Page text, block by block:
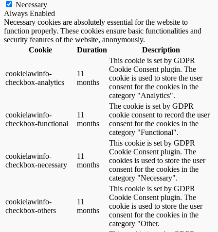
Necessary
Always Enabled
Necessary cookies are absolutely essential for the website to
function properly. These cookies ensure basic functionalities and
security features of the website, anonymously.
Cookie
Duration Description
cookielawinfo-
checkbox-analytics
11
months
This cookie is set by GDPR
Cookie Consent plugin. The
cookie is used to store the user
consent for the cookies in the
category "Analytics".
cookielawinfo-
checkbox-functional
11
months
The cookie is set by GDPR
cookie consent to record the user
consent for the cookies in the
category "Functional".
cookielawinfo-
checkbox-necessary
11
months
This cookie is set by GDPR
Cookie Consent plugin. The
cookies is used to store the user
consent for the cookies in the
category "Necessary".
cookielawinfo-
checkbox-others
11
months
This cookie is set by GDPR
Cookie Consent plugin. The
cookie is used to store the user
consent for the cookies in the
category "Other.